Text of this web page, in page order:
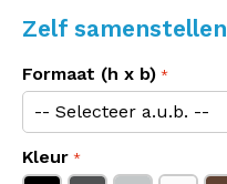
Zelf samenstellen
Formaat (h x b)
Kleur